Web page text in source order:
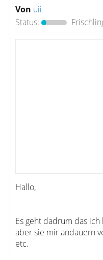
Von uii
Status:
Hallo,
Es geht dadrum das
aber sie mir andauern
etc.